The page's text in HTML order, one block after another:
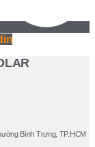
Bình Trưng, TP.HCM